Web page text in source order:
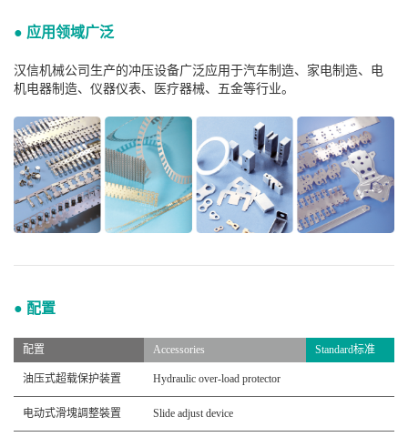
● 应用领域广泛
汉信机械公司生产的冲压设备广泛应用于汽车制造、家电制造、电
机电器制造、仪器仪表、医疗器械、五金等行业。
● 配置
配置 Accessories Standard标准
油压式超载保护装置 Hydraulic over-load protector
电动式滑塊調整裝置 Slide adjust device